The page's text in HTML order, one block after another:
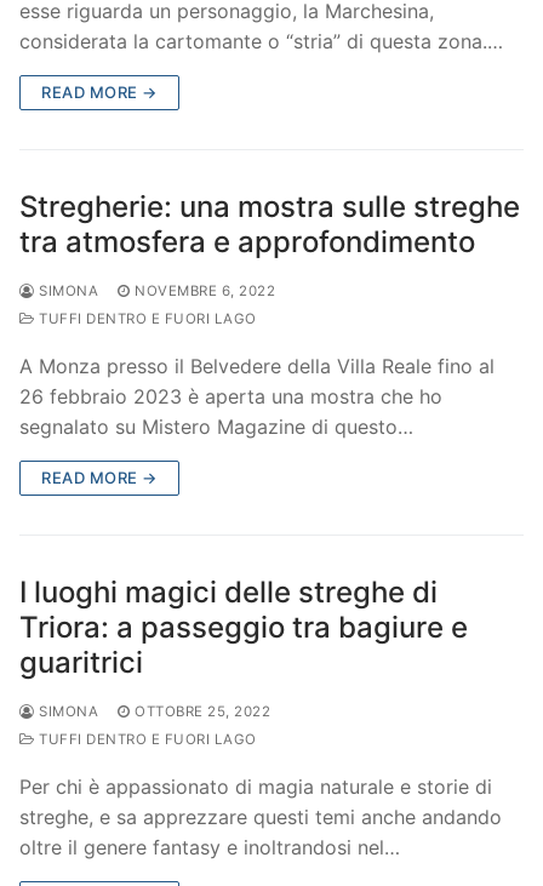
esse riguarda un personaggio, la Marchesina,
considerata la cartomante o “stria” di questa zona.…
READ MORE →
Stregherie: una mostra sulle streghe
tra atmosfera e approfondimento
SIMONA
NOVEMBRE 6, 2022
TUFFI DENTRO E FUORI LAGO
A Monza presso il Belvedere della Villa Reale fino al
26 febbraio 2023 è aperta una mostra che ho
segnalato su Mistero Magazine di questo…
READ MORE →
I luoghi magici delle streghe di
Triora: a passeggio tra bagiure e
guaritrici
SIMONA
OTTOBRE 25, 2022
TUFFI DENTRO E FUORI LAGO
Per chi è appassionato di magia naturale e storie di
streghe, e sa apprezzare questi temi anche andando
oltre il genere fantasy e inoltrandosi nel…